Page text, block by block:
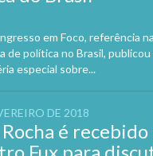
em Foco, referência
de política no Brasil,
especial sobre...
DE 2018
é